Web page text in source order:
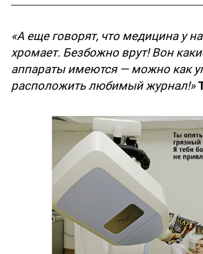
«А еще говорят, что медицина у
хромает. Безбожно врут! Вон
аппараты имеются — можно как
расположить любимый журнал!»